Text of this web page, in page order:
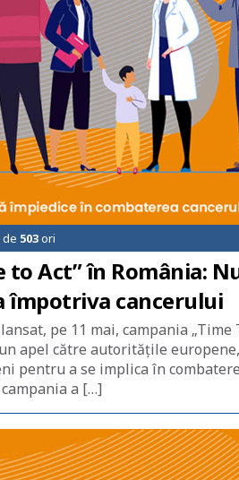
503ori
to Act” în România:
împotriva cancerului
pe 11 mai, campania „Time
apel către autoritățile
pentru a se implica în
a […]